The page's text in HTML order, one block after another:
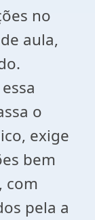
no
aula,
o
exige
bem
com
pela a